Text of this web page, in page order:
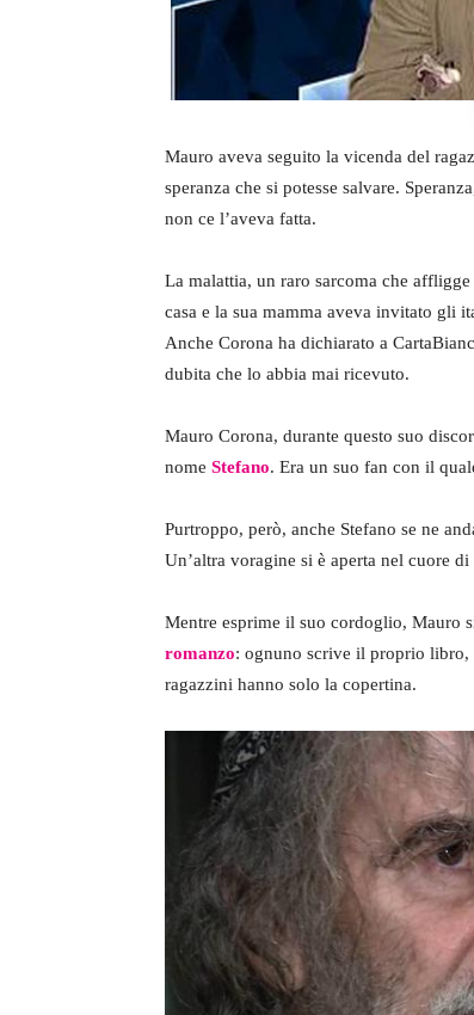
Mauro aveva seguito la vicenda del
speranza che si potesse salvare.
non ce l’aveva fatta.
La malattia, un raro sarcoma che
casa e la sua mamma aveva invitato gli
Anche Corona ha dichiarato a
dubita che lo abbia mai ricevuto.
Mauro Corona, durante questo suo
nome Stefano. Era un suo fan con il
Purtroppo, però, anche Stefano se ne
Un’altra voragine si è aperta nel cuore
Mentre esprime il suo cordoglio, Mauro
romanzo: ognuno scrive il proprio libro,
ragazzini hanno solo la copertina.